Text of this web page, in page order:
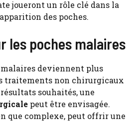
joueront un rôle clé dans la
des poches.
les poches malaires
malaires deviennent plus
traitements non chirurgicaux
souhaités, une
peut être envisagée.
que complexe, peut offrir une